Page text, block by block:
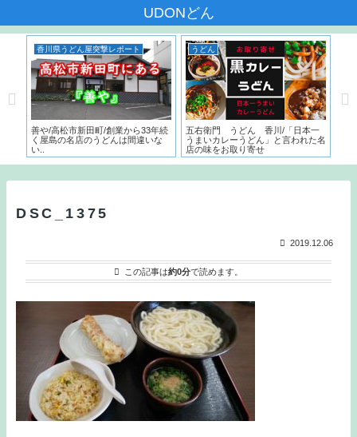
UDONどん
香川県うどん屋突撃レポート
善や/高松市新田町/創業から33年続
く屋島の名店のうどんは間違いな
い..
うどん
五右衛門 うどん 香川/「日本一
うまいカレーうどん」と言われた名
店の味をお取り寄せ
DSC_1375
2019.12.06
この記事は約0分で読めます。